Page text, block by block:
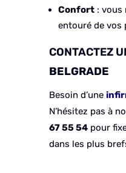
Confort: vous
entouré de vos
CONTACTEZ
BELGRADE
Besoin d’une
N’hésitez pas à
67 55 54pour
dans les plus